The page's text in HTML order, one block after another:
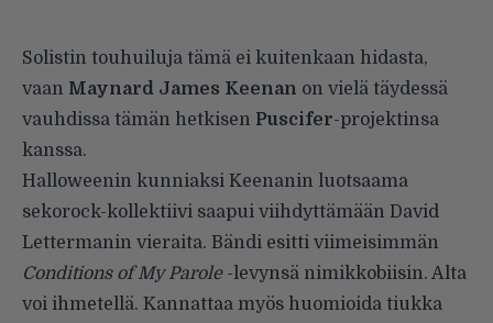
Solistin touhuiluja tämä ei kuitenkaan hidasta,
vaan Maynard James Keenan on vielä täydessä
vauhdissa tämän hetkisen Puscifer-projektinsa
kanssa.
Halloweenin kunniaksi Keenanin luotsaama
sekorock-kollektiivi saapui viihdyttämään David
Lettermanin vieraita. Bändi esitti viimeisimmän
Conditions of My Parole-levynsä nimikkobiisin. Alta
voi ihmetellä. Kannattaa myös huomioida tiukka